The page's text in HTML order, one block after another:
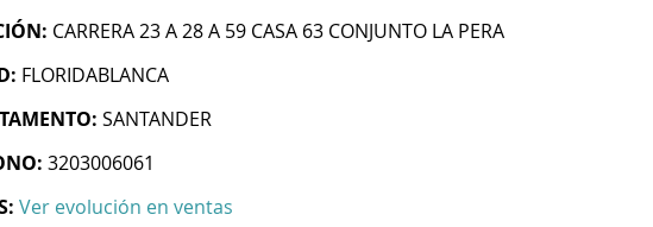
CARRERA 23 A 28 A 59 CASA 63 CONJUNTO LA PERA
FLORIDABLANCA
SANTANDER
3203006061
Ver evolución en ventas